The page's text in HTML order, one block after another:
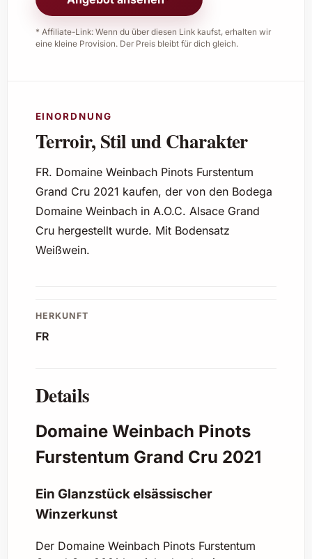
* Affiliate-Link: Wenn du über diesen Link kaufst, erhalten wir
eine kleine Provision. Der Preis bleibt für dich gleich.
EINORDNUNG
Terroir, Stil und Charakter
FR. Domaine Weinbach Pinots Furstentum
Grand Cru 2021 kaufen, der von den Bodega
Domaine Weinbach in A.O.C. Alsace Grand
Cru hergestellt wurde. Mit Bodensatz
Weißwein.
HERKUNFT
FR
Details
Domaine Weinbach Pinots
Furstentum Grand Cru 2021
Ein Glanzstück elsässischer
Winzerkunst
Der Domaine Weinbach Pinots Furstentum